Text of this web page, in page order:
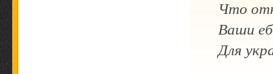
Что
Ваши
Для